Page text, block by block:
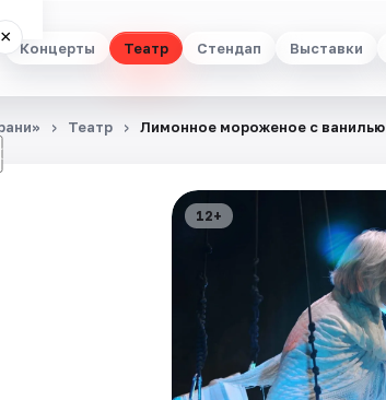
Концерты Театр Стендап Выставки
×
☾
Театр Лимонное мороженое с ванилью
12+